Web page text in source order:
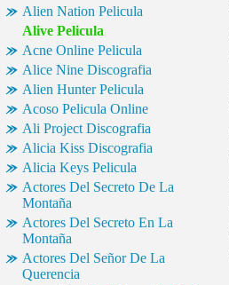
Alien Nation Pelicula
Alive Pelicula
Acne Online Pelicula
Alice Nine Discografia
Alien Hunter Pelicula
Acoso Pelicula Online
Ali Project Discografia
Alicia Kiss Discografia
Alicia Keys Pelicula
Actores Del Secreto De La
Montaña
Actores Del Secreto En La
Montaña
Actores Del Señor De La
Querencia